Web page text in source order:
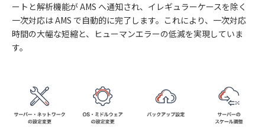
ートと解析機能が AMS へ通知され、イレギュラーケースを除く
一次対応は AMS で自動的に完了します。これにより、一次対応
時間の大幅な短縮と、ヒューマンエラーの低減を実現していま
す。